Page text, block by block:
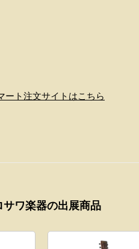
ート注文サイトはこちら
サワ楽器の出展商品